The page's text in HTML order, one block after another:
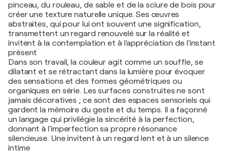
pinceau, du rouleau, de sable et de la sciure de bois pour
créer une texture naturelle unique. Ses œuvres
abstraites, qui pour lui ont souvent une signification,
transmettent un regard renouvelé sur la réalité et
invitent à la contemplation et à l'appréciation de l'instant
présent
Dans son travail, la couleur agit comme un souffle, se
dilatant et se rétractant dans la lumière pour évoquer
des sensations et des formes géométriques ou
organiques en série. Les surfaces construites ne sont
jamais décoratives ; ce sont des espaces sensoriels qui
gardent la mémoire du geste et du temps. Il a façonné
un langage qui privilégie la sincérité à la perfection,
donnant à l'imperfection sa propre résonance
silencieuse. Une invitent à un regard lent et à un silence
intime